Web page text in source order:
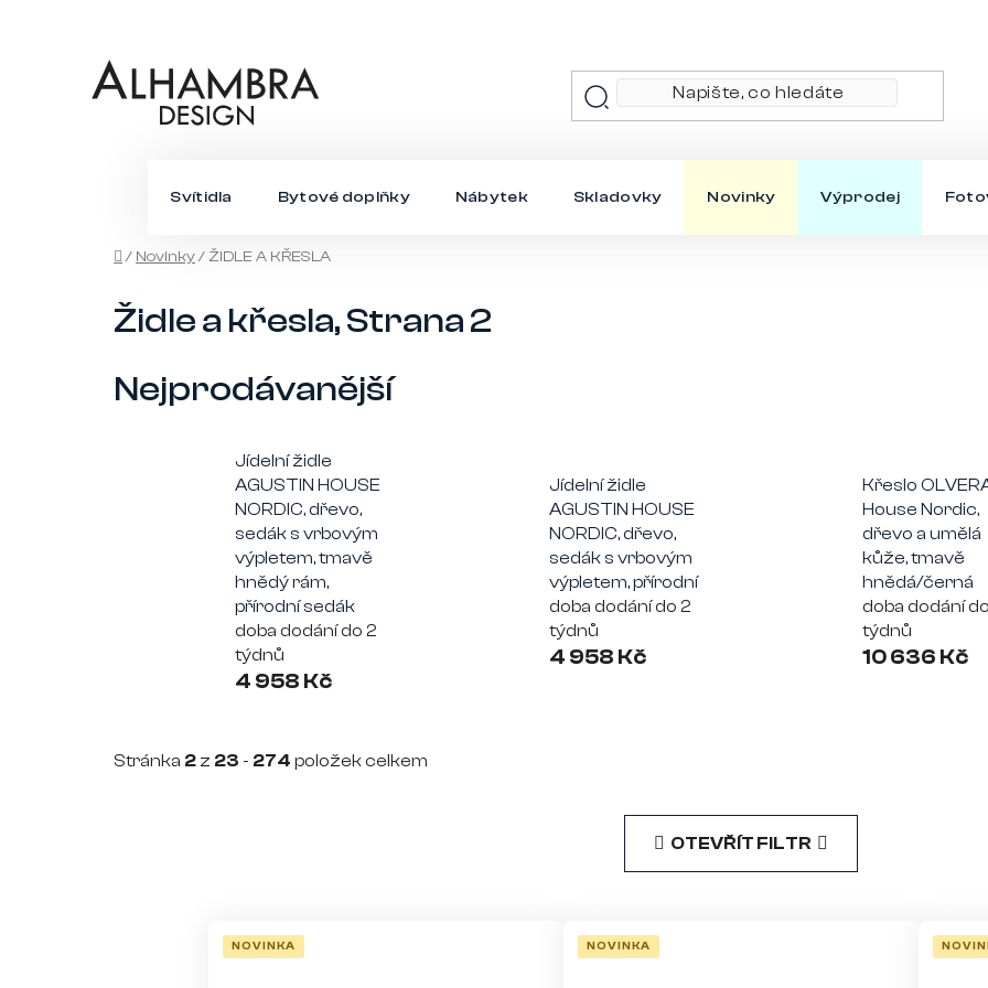
Svítidla Bytové doplňky Nábytek Skladovky Novinky Výprodej
Domů
/ Novinky/ ŽIDLE A KŘESLA
Židle a křesla, Strana 2
Nejprodávanější
Jídelní židle
AGUSTIN HOUSE
NORDIC, dřevo,
sedák s vrbovým
výpletem, tmavě
hnědý rám,
přírodní sedák
doba dodání do 2
týdnů
4 958 Kč
Jídelní židle
AGUSTIN HOUSE
NORDIC, dřevo,
sedák s vrbovým
výpletem, přírodní
doba dodání do 2
týdnů
4 958 Kč
Křeslo
House Nordic,
dřevo a umělá
kůže, tmavě
hnědá/černá
doba dodání
týdnů
10 636 Kč
Stránka 2 z 23 - 274 položek celkem
OTEVŘÍT FILTR
NOVINKA NOVINKA